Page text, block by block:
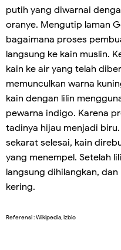
putih yang diwarnai
oranye. Mengutip laman
bagaimana proses
langsung ke kain muslin.
kain ke air yang telah
memunculkan warna
kain dengan lilin
pewarna indigo. Karena
tadinya hijau menjadi
sekarat selesai, kain
yang menempel. Setelah
langsung dihilangkan,
kering.
Referensi : Wikipedia, izbio